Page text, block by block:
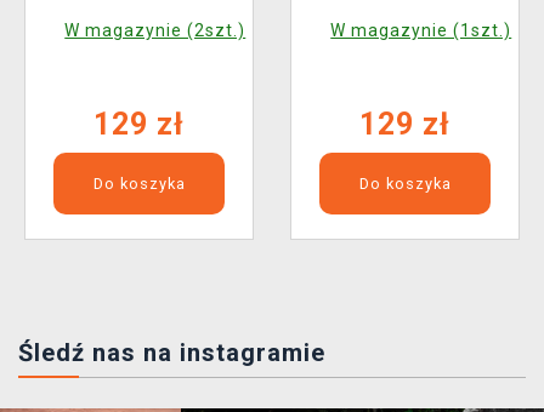
W magazynie (2szt.)
129 zł
Do koszyka
W magazynie (1szt.)
129 zł
Do koszyka
Śledź nas na instagramie